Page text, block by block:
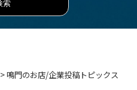
> 鳴門のお店/企業投稿トピックス